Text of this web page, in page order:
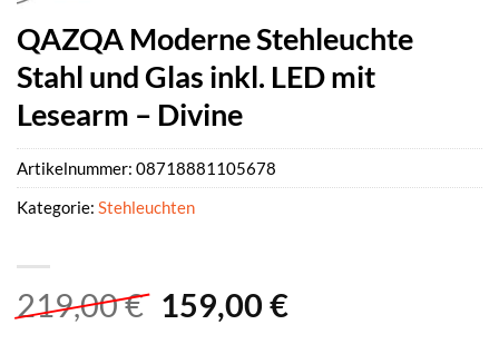
QAZQA Moderne Stehleuchte
Stahl und Glas inkl. LED mit
Lesearm – Divine
219,00€ Ursprünglicher
159,00 €Aktueller
Artikelnummer: 08718881105678
Kategorie: Stehleuchten